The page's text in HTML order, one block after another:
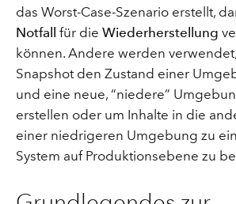
das Worst-Case-Szenario erstellt,
Notfall für die Wiederherstellung
können. Andere werden
Snapshot den Zustand einer
und eine neue, “niedere”
erstellen oder um Inhalte in die
einer niedrigeren Umgebung zu
System auf Produktionsebene zu